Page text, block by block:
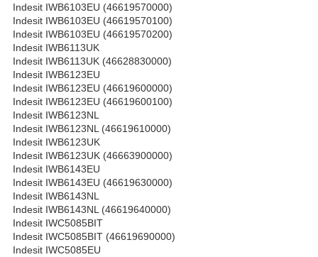
Indesit IWB6103EU (46619570000)
Indesit IWB6103EU (46619570100)
Indesit IWB6103EU (46619570200)
Indesit IWB6113UK
Indesit IWB6113UK (46628830000)
Indesit IWB6123EU
Indesit IWB6123EU (46619600000)
Indesit IWB6123EU (46619600100)
Indesit IWB6123NL
Indesit IWB6123NL (46619610000)
Indesit IWB6123UK
Indesit IWB6123UK (46663900000)
Indesit IWB6143EU
Indesit IWB6143EU (46619630000)
Indesit IWB6143NL
Indesit IWB6143NL (46619640000)
Indesit IWC5085BIT
Indesit IWC5085BIT (46619690000)
Indesit IWC5085EU